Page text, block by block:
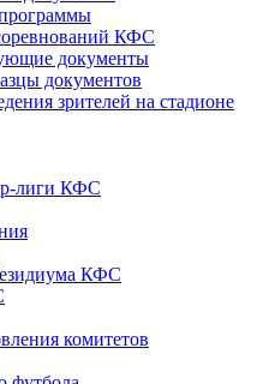
КФС
документы
документов
зрителей на стадионе
лиги КФС
КФС
комитетов